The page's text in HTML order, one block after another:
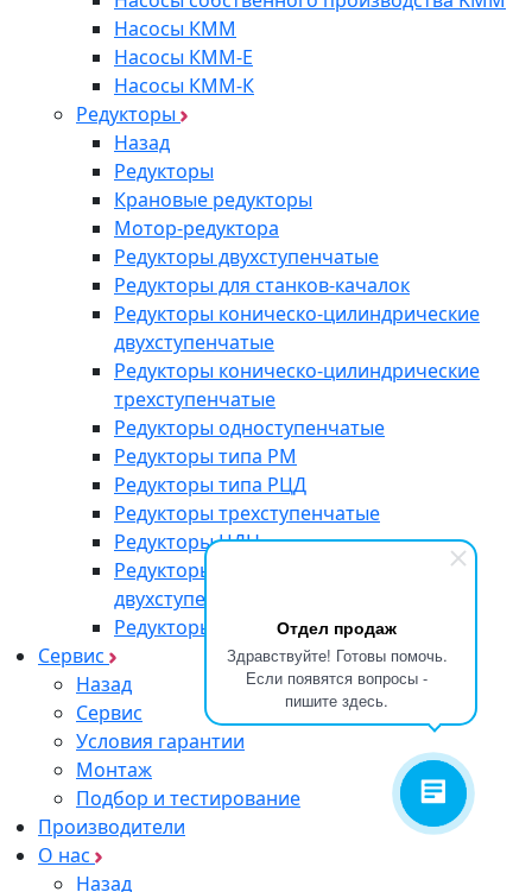
Отдел продаж
Здравствуйте! Готовы помочь.
Если появятся вопросы -
пишите здесь.
Насосы КММ
Насосы КММ-Е
Насосы КММ-К
Редукторы
Назад
Редукторы
Крановые редукторы
Мотор-редуктора
Редукторы двухступенчатые
Редукторы для станков-качалок
Редукторы коническо-цилиндрические
двухступенчатые
Редукторы коническо-цилиндрические
трехступенчатые
Редукторы одноступенчатые
Редукторы типа РМ
Редукторы типа РЦД
Редукторы трехступенчатые
Редукторы ЦДН
Редукторы цилиндрические
двухступенчатые
Редукторы червячные
Сервис
Назад
Сервис
Условия гарантии
Монтаж
Подбор и тестирование
Производители
О нас
Назад